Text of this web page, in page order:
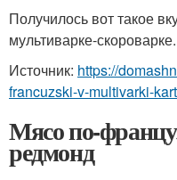
Получилось вот такое
мультиварке-скороварке.
Источник: https://
francuzski-v-multivarki-
Мясо по-
редмонд